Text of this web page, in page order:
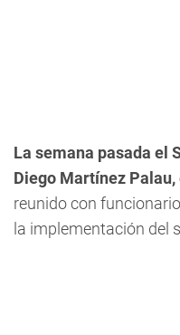
La semana pasada el
Diego Martínez
reunido con
la implementación del